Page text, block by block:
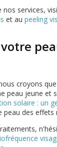
services,
et au peeling
croyons
peau jeune et
solaire : un
des effets